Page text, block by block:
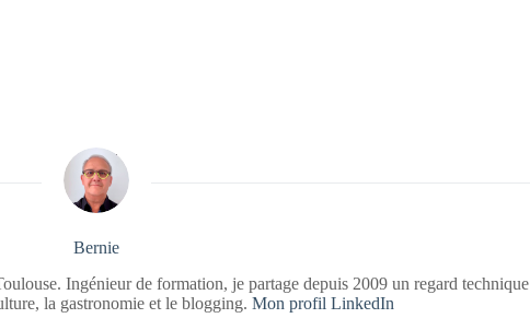
Bernie
Ingénieur de formation, je partage depuis 2009 un regard technique
la gastronomie et le blogging.Mon profil LinkedIn